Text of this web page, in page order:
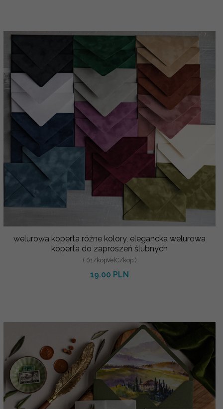
welurowa koperta różne kolory, elegancka welurowa
koperta do zaproszeń ślubnych
( 01/kopVelC/kop )
19.00 PLN